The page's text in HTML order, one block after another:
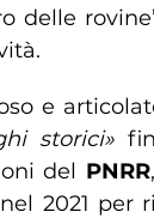
delle
e
storici»
del PNRR
2021 per